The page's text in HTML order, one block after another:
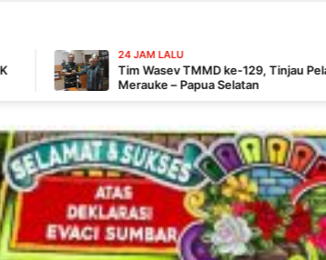
24 JAM LALU
Tim Wasev TMMD ke-129, Tinjau Pelaksanaan Program Di
Merauke – Papua Selatan